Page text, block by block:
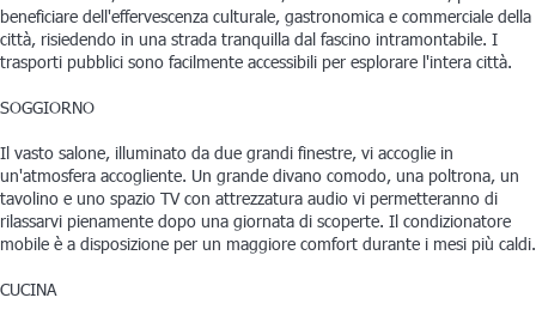
beneficiare dell'effervescenza culturale, gastronomica e commerciale della
città, risiedendo in una strada tranquilla dal fascino intramontabile. I
trasporti pubblici sono facilmente accessibili per esplorare l'intera città.
SOGGIORNO
Il vasto salone, illuminato da due grandi finestre, vi accoglie in
un'atmosfera accogliente. Un grande divano comodo, una poltrona, un
tavolino e uno spazio TV con attrezzatura audio vi permetteranno di
rilassarvi pienamente dopo una giornata di scoperte. Il condizionatore
mobile è a disposizione per un maggiore comfort durante i mesi più caldi.
CUCINA